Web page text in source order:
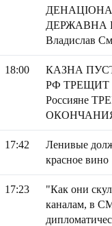
ДЕРЖАВНА
Владислав
18:00
КАЗНА
РФ
Россияне
17:42
Ленивые
красное вино
17:23
"Как они
каналам, в